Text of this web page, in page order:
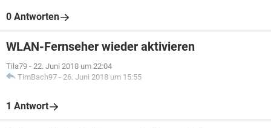
0 Antworten
WLAN-Fernseher wieder aktivieren
Tila79 - 22. Juni 2018 um 22:04
TimBach97 - 26. Juni 2018 um 15:55
1 Antwort